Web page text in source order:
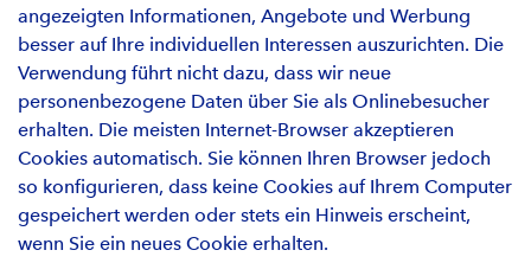
angezeigten Informationen, Angebote und Werbung
besser auf Ihre individuellen Interessen auszurichten. Die
Verwendung führt nicht dazu, dass wir neue
personenbezogene Daten über Sie als Onlinebesucher
erhalten. Die meisten Internet-Browser akzeptieren
Cookies automatisch. Sie können Ihren Browser jedoch
so konfigurieren, dass keine Cookies auf Ihrem Computer
gespeichert werden oder stets ein Hinweis erscheint,
wenn Sie ein neues Cookie erhalten.